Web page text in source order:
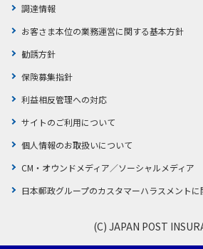
調達情報
お客さま本位の業務運営に関する基本方針
勧誘方針
保険募集指針
利益相反管理への対応
サイトのご利用について
個人情報のお取扱いについて
CM・オウンドメディア／ソーシャルメディア
日本郵政グループのカスタマーハラスメント
(C) JAPAN POST